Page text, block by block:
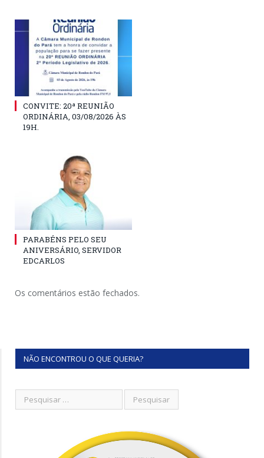
CONVITE: 20ª REUNIÃO
ORDINÁRIA, 03/08/2026 ÀS
19H.
PARABÉNS PELO SEU
ANIVERSÁRIO, SERVIDOR
EDCARLOS
Os comentários estão fechados.
NÃO ENCONTROU O QUE QUERIA?